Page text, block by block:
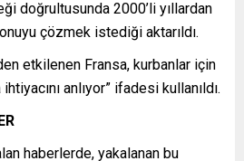
doğrultusunda 2000’li yıllardan
çözmek istediği aktarıldı.
etkilenen Fransa, kurbanlar için
anlıyor” ifadesi kullanıldı.
haberlerde, yakalanan bu